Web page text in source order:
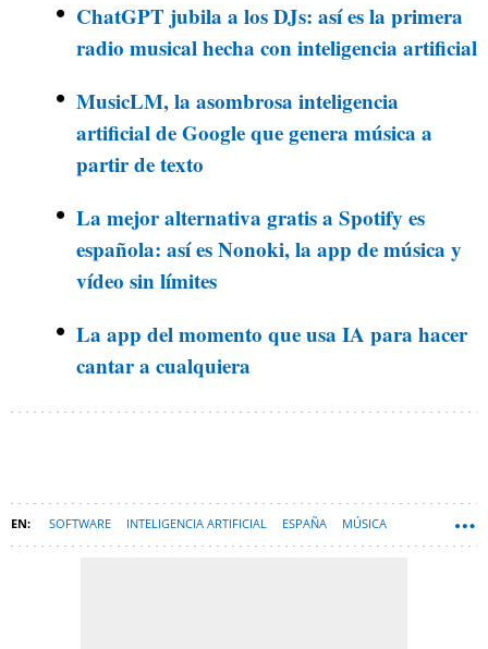
ChatGPT jubila a los DJs: así es la primera
radio musical hecha con inteligencia artificial
MusicLM, la asombrosa inteligencia
artificial de Google que genera música a
partir de texto
La mejor alternativa gratis a Spotify es
española: así es Nonoki, la app de música y
vídeo sin límites
La app del momento que usa IA para hacer
cantar a cualquiera
SOFTWARE INTELIGENCIA ARTIFICIAL ESPAÑA MÚSICA